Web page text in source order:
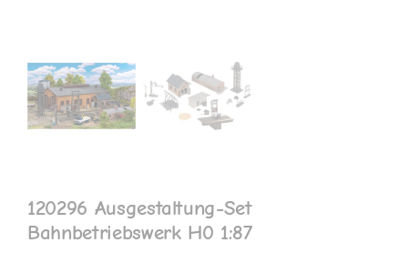
120296 Ausgestaltung-Set
Bahnbetriebswerk H0 1:87